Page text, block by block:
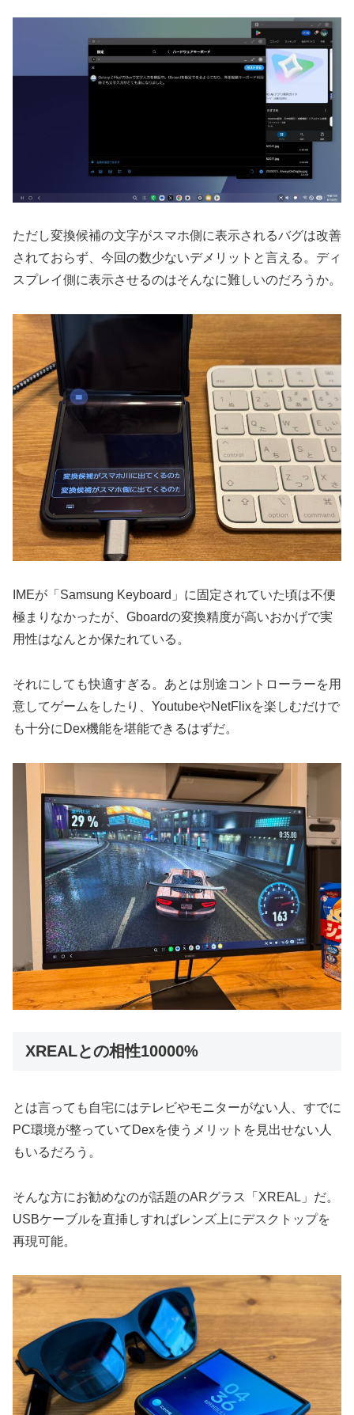
ただし変換候補の文字がスマホ側に表示されるバグは改善
されておらず、今回の数少ないデメリットと言える。ディ
スプレイ側に表示させるのはそんなに難しいのだろうか。
IMEが「Samsung Keyboard」に固定されていた頃は不便
極まりなかったが、Gboardの変換精度が高いおかげで実
用性はなんとか保たれている。
それにしても快適すぎる。あとは別途コントローラーを用
意してゲームをしたり、YoutubeやNetFlixを楽しむだけで
も十分にDex機能を堪能できるはずだ。
XREALとの相性10000%
とは言っても自宅にはテレビやモニターがない人、すでに
PC環境が整っていてDexを使うメリットを見出せない人
もいるだろう。
そんな方にお勧めなのが話題のARグラス「XREAL」だ。
USBケーブルを直挿しすればレンズ上にデスクトップを
再現可能。